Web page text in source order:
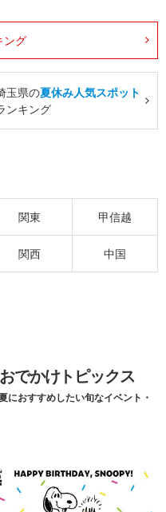
ング
玉県の夏休み人気スポット
ンキング
関東 甲信越
関西 中国
でかけトピックス
におすすめしたい旬なイベント・